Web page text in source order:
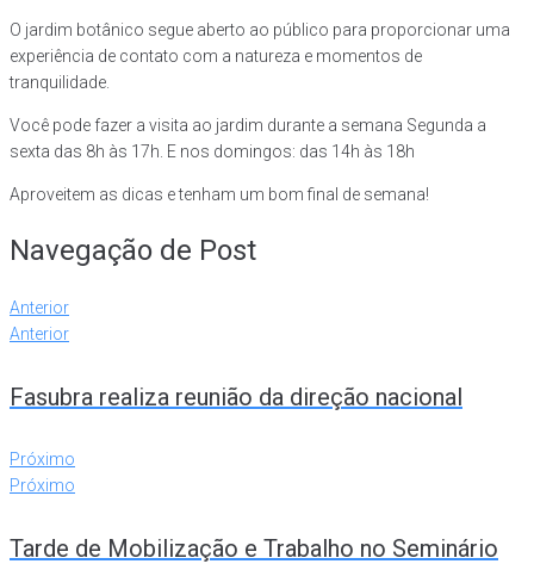
O jardim botânico segue aberto ao público para proporcionar uma
experiência de contato com a natureza e momentos de
tranquilidade.
Você pode fazer a visita ao jardim durante a semana Segunda a
sexta das 8h às 17h. E nos domingos: das 14h às 18h
Aproveitem as dicas e tenham um bom final de semana!
Navegação de Post
Anterior
Anterior
Fasubra realiza reunião da direção nacional
Próximo
Próximo
Tarde de Mobilização e Trabalho no Seminário